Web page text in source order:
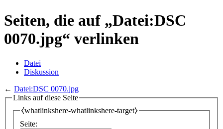
Seiten, die auf „Datei:DSC
0070.jpg“ verlinken
Datei
Diskussion
← Datei:DSC 0070.jpg
Links auf diese Seite
⧼whatlinkshere-whatlinkshere-target⧽
Seite: